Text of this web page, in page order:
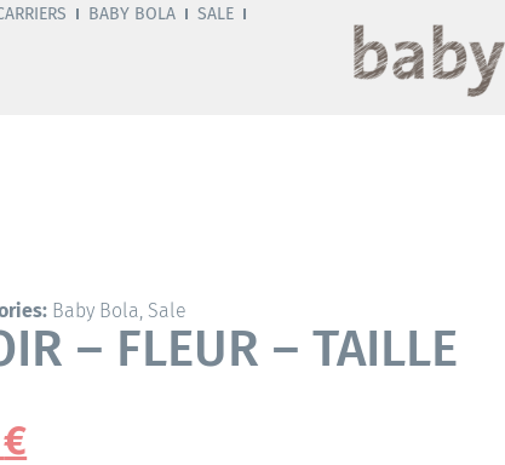
BABY BOLA
SALE
Baby Bola, Sale
– FLEUR – TAILLE
€